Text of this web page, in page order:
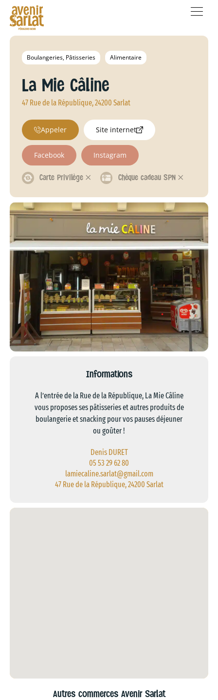
Boulangeries, Pâtisseries Alimentaire
La Mie Câline
47 Rue de la République, 24200 Sarlat
Appeler Site internet
Facebook Instagram
Carte Privilège 𐄂 Chèque cadeau SPN 𐄂
Informations
A l’entrée de la Rue de la République, La Mie Câline
vous proposes ses pâtisseries et autres produits de
boulangerie et snacking pour vos pauses déjeuner
ou goûter !
Denis DURET
05 53 29 62 80
lamiecaline.sarlat@gmail.com
47 Rue de la République, 24200 Sarlat
Autres commerces Avenir Sarlat